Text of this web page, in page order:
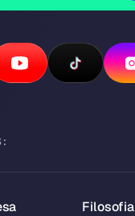
Filosofia